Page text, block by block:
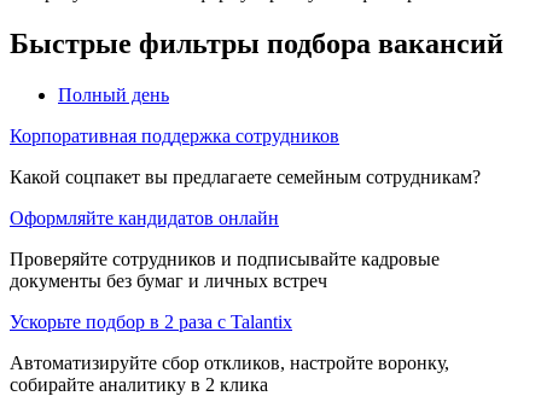
Быстрые фильтры подбора вакансий
Полный день
Корпоративная поддержка сотрудников
Какой соцпакет вы предлагаете семейным сотрудникам?
Оформляйте кандидатов онлайн
Проверяйте сотрудников и подписывайте кадровые
документы без бумаг и личных встреч
Ускорьте подбор в 2 раза с Talantix
Автоматизируйте сбор откликов, настройте воронку,
собирайте аналитику в 2 клика